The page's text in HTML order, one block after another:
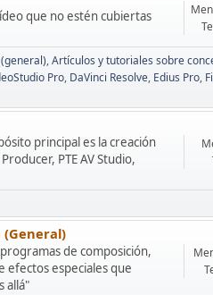
que no estén cubiertas
Artículos y tutoriales sobre
Pro DaVinci Resolve Edius Pro
principal es la creación
PTE AV Studio,
(General)
de composición,
efectos especiales que
allá"